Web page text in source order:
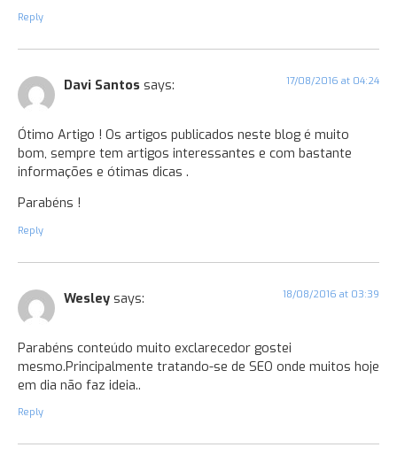
Reply
Davi Santos says: 17/08/2016 at 04:24
Ótimo Artigo ! Os artigos publicados neste blog é muito
bom, sempre tem artigos interessantes e com bastante
informações e ótimas dicas .
Parabéns !
Reply
Wesley says: 18/08/2016 at 03:39
Parabéns conteúdo muito exclarecedor gostei
mesmo.Principalmente tratando-se de SEO onde muitos hoje
em dia não faz ideia..
Reply